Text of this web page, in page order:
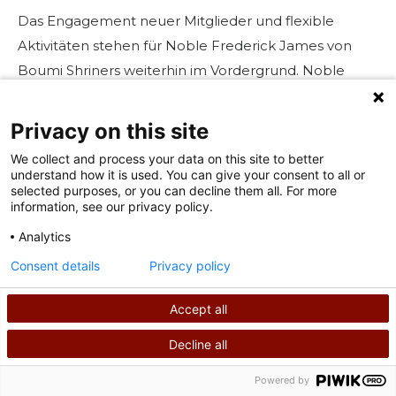
Das Engagement neuer Mitglieder und flexible
Aktivitäten stehen für Noble Frederick James von
Boumi Shriners weiterhin im Vordergrund. Noble
Center, Vizepräsident der Sportsman's Clubs und
ernannter Beamter seiner Freimaurerloge. Noble
James arbeitet unermüdlich daran, seine
Freimaurerkollegen zu engagieren und lädt sie zu
Vereins- und Einheitsveranstaltungen ein.
Einladungen zu
Studentenverbindungsveranstaltungen und
laufenden gemeinnützigen Diensten haben sich bei
Boumi als erfolgreich für die Rekrutierung und das
Engagement neuer Mitglieder erwiesen.
RUFEN SIE UNS AN SUCHEN
Privacy on this site
We collect and process your data on this site to better
understand how it is used. You can give your consent to all or
selected purposes, or you can decline them all. For more
information, see our privacy policy.
Analytics
Accept all
Decline all
Consent details Privacy policy
Powered by